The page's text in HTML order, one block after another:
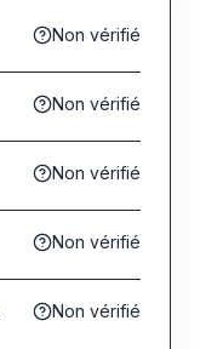
Non vérifié
Non vérifié
Non vérifié
Non vérifié
Non vérifié